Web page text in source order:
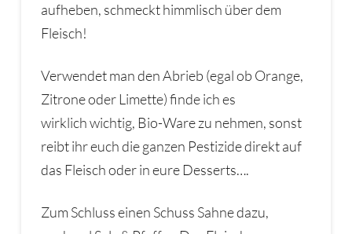
aufheben, schmeckt himmlisch über dem
Fleisch!
Verwendet man den Abrieb (egal ob Orange,
Zitrone oder Limette) finde ich es
wirklich wichtig, Bio-Ware zu nehmen, sonst
reibt ihr euch die ganzen Pestizide direkt auf
das Fleisch oder in eure Desserts….
Zum Schluss einen Schuss Sahne dazu,